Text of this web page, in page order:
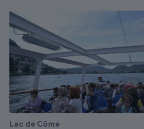
Lac de Côme